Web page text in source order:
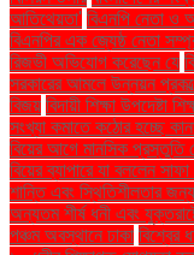
আতিথেয়তা' বিএনপি নেতা ও
বিএনপির এক জ্যেষ্ঠ নেতা
রিজভী অভিযোগ করেছেন যে
সরকারের আমলে উন্নয়ন
বিজয় বিদায়ী শিক্ষা উপদেষ্টা
সংখ্যা কমাতে কঠোর হচ্ছে
বিয়ের আগে মানসিক প্রস্তুতি
বিয়ের ব্যাপারে যা বললেন
শান্তি এবং স্থিতিশীলতার জন্য
অন্যতম শীর্ষ ধনী এবং
পঞ্চম অবস্থানে ঢাকা বিশ্বের